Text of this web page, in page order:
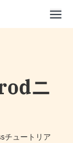
ニ
チュートリア